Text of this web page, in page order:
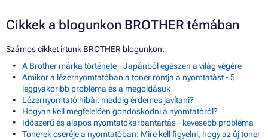
Cikkek a blogunkon BROTHER témában
Számos cikket írtunk BROTHER blogunkon:
A Brother márka története - Japánból egészen a világ végére
Amikor a lézernyomtatóban a toner rontja a nyomtatást - 5
leggyakoribb probléma és a megoldásuk
Lézernyomtató hibái: meddig érdemes javítani?
Hogyan kell megfelelően gondoskodni a nyomtatóról?
Időszerű és alapos nyomtatókarbantartás - kevesebb probléma
Tonerek cseréje a nyomtatóban: Mire kell figyelni, hogy az új toner